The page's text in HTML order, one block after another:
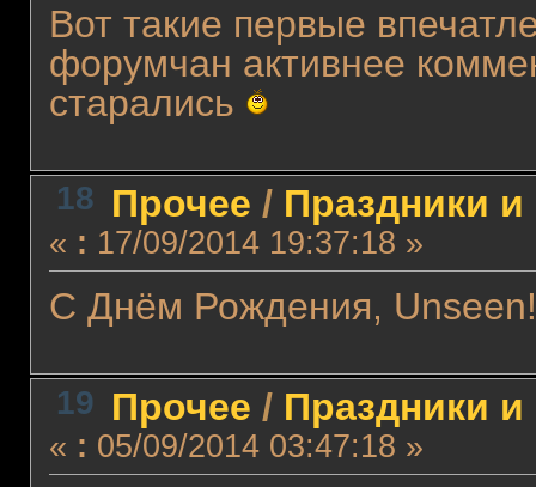
Вот такие первые
форумчан активнее
старались
18 Прочее / Праздники
« : 17/09/2014 19:37:18 »
С Днём Рождения,
19 Прочее / Праздники
« : 05/09/2014 03:47:18 »